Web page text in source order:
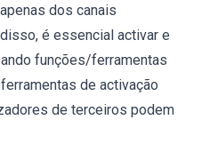
dos canais
é essencial activar e
funções/ferramentas
de activação
de terceiros podem